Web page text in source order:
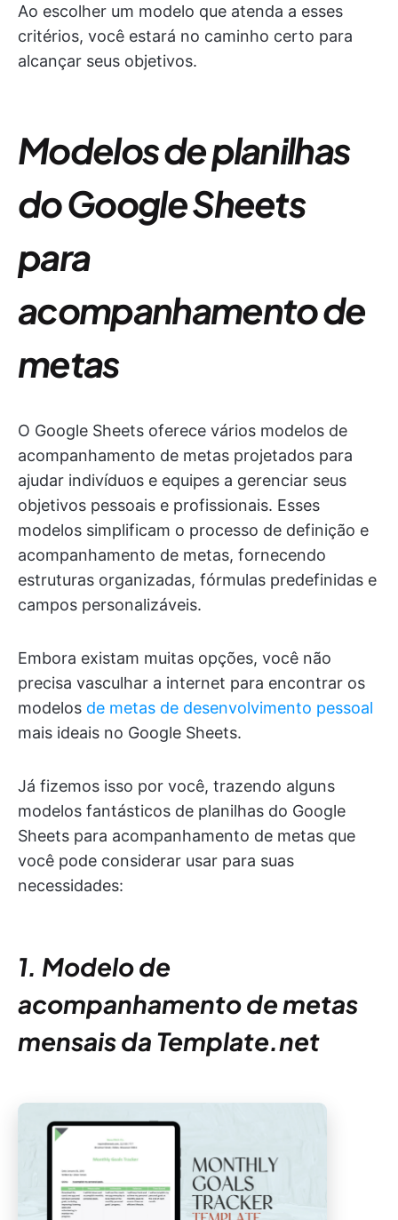
Ao escolher um modelo que atenda a esses
critérios, você estará no caminho certo para
alcançar seus objetivos.
Modelos de planilhas
do Google Sheets
para
acompanhamento de
metas
O Google Sheets oferece vários modelos de
acompanhamento de metas projetados para
ajudar indivíduos e equipes a gerenciar seus
objetivos pessoais e profissionais. Esses
modelos simplificam o processo de definição e
acompanhamento de metas, fornecendo
estruturas organizadas, fórmulas predefinidas e
campos personalizáveis.
Embora existam muitas opções, você não
precisa vasculhar a internet para encontrar os
modelos de metas de desenvolvimento pessoal
mais ideais no Google Sheets.
Já fizemos isso por você, trazendo alguns
modelos fantásticos de planilhas do Google
Sheets para acompanhamento de metas que
você pode considerar usar para suas
necessidades:
1. Modelo de
acompanhamento de metas
mensais da Template.net